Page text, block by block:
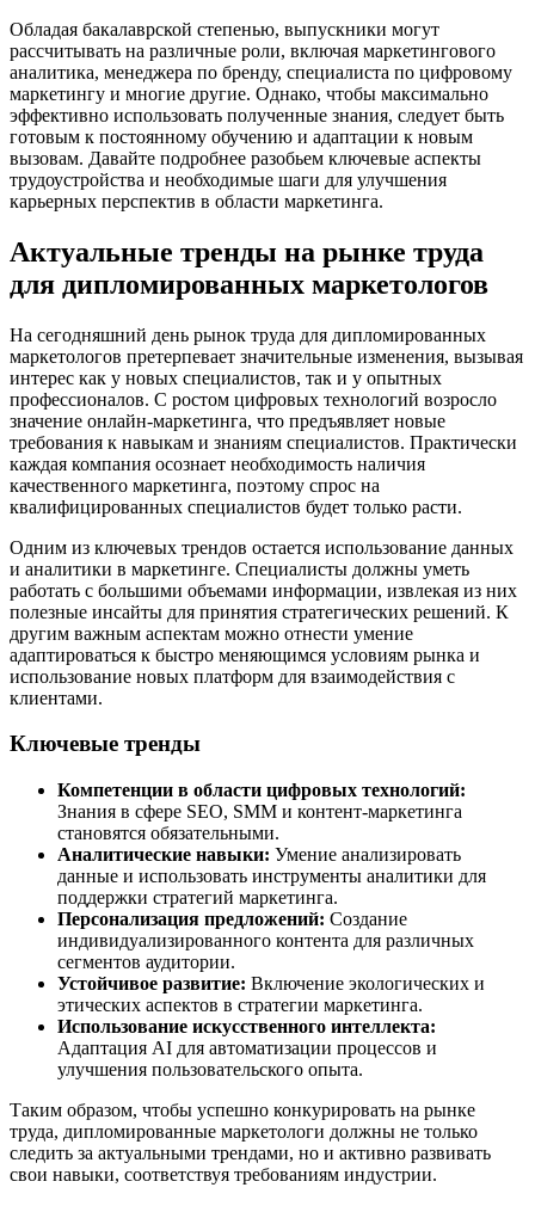
Обладая бакалаврской степенью, выпускники могут
рассчитывать на различные роли, включая маркетингового
аналитика, менеджера по бренду, специалиста по цифровому
маркетингу и многие другие. Однако, чтобы максимально
эффективно использовать полученные знания, следует быть
готовым к постоянному обучению и адаптации к новым
вызовам. Давайте подробнее разобьем ключевые аспекты
трудоустройства и необходимые шаги для улучшения
карьерных перспектив в области маркетинга.
Актуальные тренды на рынке труда
для дипломированных маркетологов
На сегодняшний день рынок труда для дипломированных
маркетологов претерпевает значительные изменения, вызывая
интерес как у новых специалистов, так и у опытных
профессионалов. С ростом цифровых технологий возросло
значение онлайн-маркетинга, что предъявляет новые
требования к навыкам и знаниям специалистов. Практически
каждая компания осознает необходимость наличия
качественного маркетинга, поэтому спрос на
квалифицированных специалистов будет только расти.
Одним из ключевых трендов остается использование данных
и аналитики в маркетинге. Специалисты должны уметь
работать с большими объемами информации, извлекая из них
полезные инсайты для принятия стратегических решений. К
другим важным аспектам можно отнести умение
адаптироваться к быстро меняющимся условиям рынка и
использование новых платформ для взаимодействия с
клиентами.
Ключевые тренды
Компетенции в области цифровых технологий:
Знания в сфере SEO, SMM и контент-маркетинга
становятся обязательными.
Аналитические навыки: Умение анализировать
данные и использовать инструменты аналитики для
поддержки стратегий маркетинга.
Персонализация предложений: Создание
индивидуализированного контента для различных
сегментов аудитории.
Устойчивое развитие: Включение экологических и
этических аспектов в стратегии маркетинга.
Использование искусственного интеллекта:
Адаптация AI для автоматизации процессов и
улучшения пользовательского опыта.
Таким образом, чтобы успешно конкурировать на рынке
труда, дипломированные маркетологи должны не только
следить за актуальными трендами, но и активно развивать
свои навыки, соответствуя требованиям индустрии.